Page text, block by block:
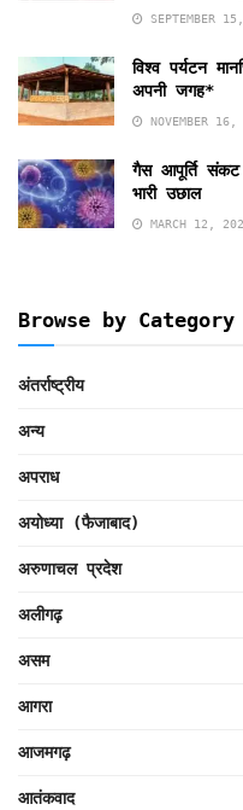
SEPTEMBER
विश्व पर्यटन
अपनी जगह*
NOVEMBER
गैस आपूर्ति
भारी उछाल
MARCH 12,
Browse by Category
अंतर्राष्ट्रीय
अन्य
अपराध
अयोध्या (फैजाबाद)
अरुणाचल प्रदेश
अलीगढ़
असम
आगरा
आजमगढ़
आतंकवाद